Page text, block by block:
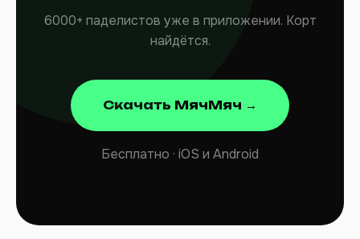
6000+ паделистов уже в приложении. Корт
найдётся.
Скачать МячМяч →
Бесплатно · iOS и Android